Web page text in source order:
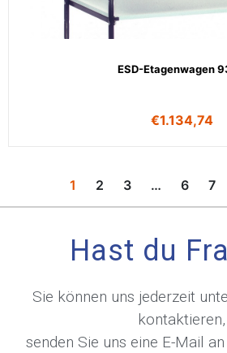
ESD-Etagenwagen
€1.134,74
1 2 3 … 6 7
Hast du
Sie können uns jederzeit
kontaktieren,
senden Sie uns eine E-Mail an